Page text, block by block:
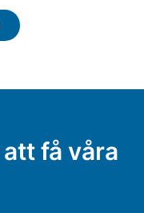
få våra